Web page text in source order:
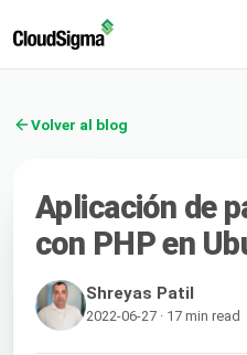
Volver al blog
Aplicación de
con PHP en
Shreyas Patil
2022-06-27 · 17 min read